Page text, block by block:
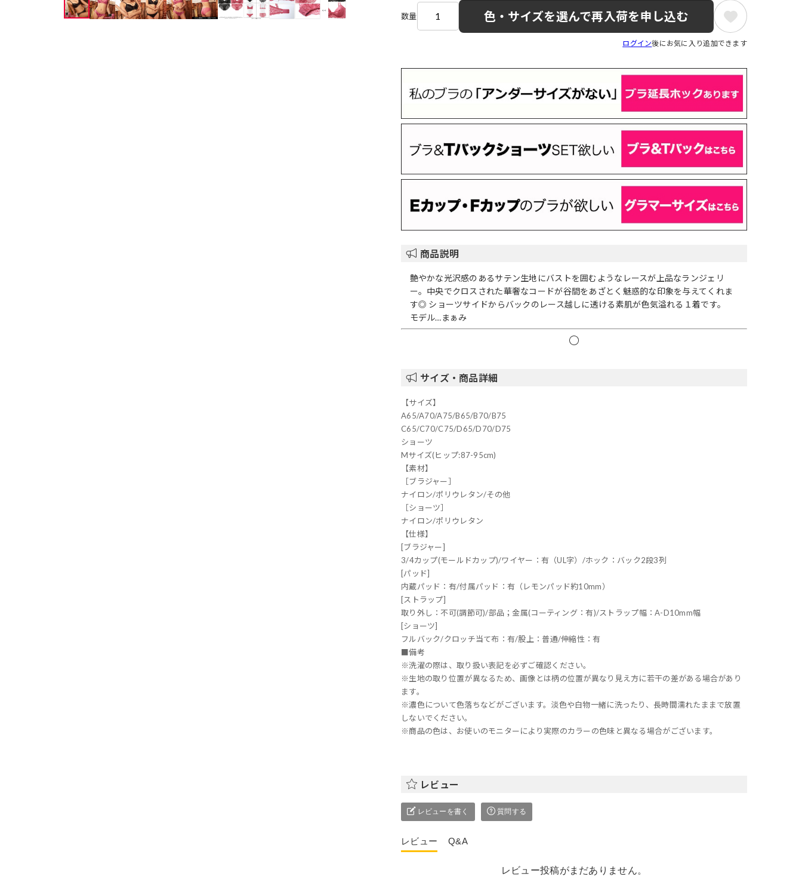
数量 色・サイズを選んで再入荷を申し込む
ログイン後にお気に入り追加できます
商品説明
艶やかな光沢感のあるサテン生地にバストを囲むようなレースが上品なランジェリ
ー。中央でクロスされた華奢なコードが谷間をあざとく魅惑的な印象を与えてくれま
す◎ ショーツサイドからバックのレース越しに透ける素肌が色気溢れる１着です。
モデル…まぁみ
サイズ・商品詳細
【サイズ】
A65/A70/A75/B65/B70/B75
C65/C70/C75/D65/D70/D75
ショーツ
Mサイズ(ヒップ:87-95cm)
【素材】
［ブラジャー］
ナイロン/ポリウレタン/その他
［ショーツ］
ナイロン/ポリウレタン
【仕様】
[ブラジャー]
3/4カップ(モールドカップ)/ワイヤー：有（UL字）/ホック：バック2段3列
[パッド]
内蔵パッド：有/付属パッド：有（レモンパッド約10mm）
[ストラップ]
取り外し：不可(調節可)/部品；金属(コーティング：有)/ストラップ幅：A-D10mm幅
[ショーツ]
フルバック/クロッチ当て布：有/股上：普通/伸縮性：有
■備考
※洗濯の際は、取り扱い表記を必ずご確認ください。
※生地の取り位置が異なるため、画像とは柄の位置が異なり見え方に若干の差がある場合があり
ます。
※濃色について色落ちなどがございます。淡色や白物一緒に洗ったり、長時間濡れたままで放置
しないでください。
※商品の色は、お使いのモニターにより実際のカラーの色味と異なる場合がございます。
レビュー
レビューを書く 質問する
レビュー Q&A
レビュー投稿がまだありません。